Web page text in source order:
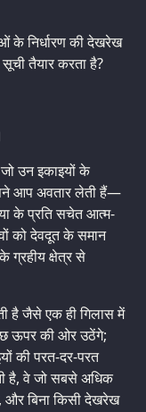
निर्धारण की देखरेख
तैयार करता है?
उन इकाइयों के
आप अवतार लेती हैं—
के प्रति सचेत आत्म-
को देवदूत के समान
क्षेत्र से
है जैसे एक ही गिलास में
ऊपर की ओर उठेंगे;
की परत-दर-परत
है, वे जो सबसे अधिक
और बिना किसी देखरेख